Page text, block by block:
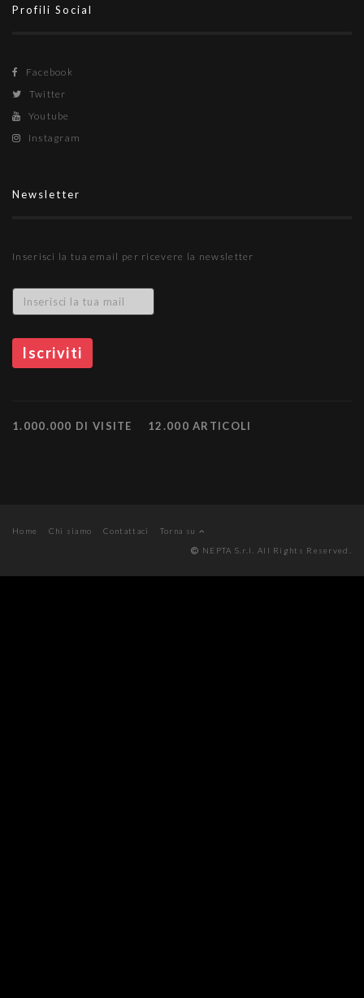
Profili Social
Facebook
Twitter
Youtube
Instagram
Newsletter
Inserisci la tua email per ricevere la newsletter
1.000.000 DI VISITE 12.000 ARTICOLI
Home Chi siamo Contattaci
Torna su
NEPTA S.r.l. All Rights Reserved.